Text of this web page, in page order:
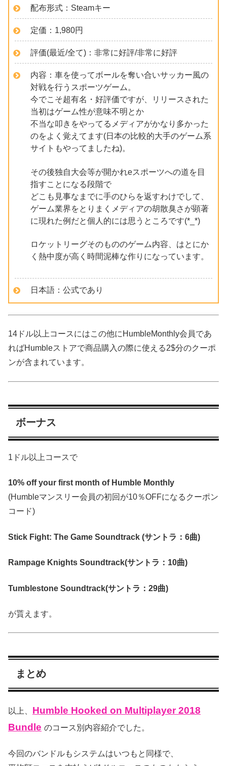
配布形式：Steamキー
定価：1,980円
評価(最近/全て)：非常に好評/非常に好評
内容：車を使ってボールを奪い合いサッカー風の
対戦を行うスポーツゲーム。
今でこそ超有名・好評価ですが、リリースされた
当初はゲーム性が意味不明とか
不当な叩きをやってるメディアがかなり多かった
のをよく覚えてます(日本の比較的大手のゲーム系
サイトもやってましたね)。
その後独自大会等が開かれeスポーツへの道を目
指すことになる段階で
どこも見事なまでに手のひらを返すわけでして、
ゲーム業界をとりまくメディアの胡散臭さが顕著
に現れた例だと個人的には思うところです(*_*)
ロケットリーグそのもののゲーム内容、はとにか
く熱中度が高く時間泥棒な作りになっています。
日本語：公式であり
14ドル以上コースにはこの他にHumbleMonthly会員であ
ればHumbleストアで商品購入の際に使える2$分のクーポ
ンが含まれています。
ボーナス
1ドル以上コースで
10% off your first month of Humble Monthly
(Humbleマンスリー会員の初回が10％OFFになるクーポン
コード)
Stick Fight: The Game Soundtrack (サントラ：6曲)
Rampage Knights Soundtrack(サントラ：10曲)
Tumblestone Soundtrack(サントラ：29曲)
が貰えます。
まとめ
以上、 Humble Hooked on Multiplayer 2018
Bundle のコース別内容紹介でした。
今回のバンドルもシステムはいつもと同様で、